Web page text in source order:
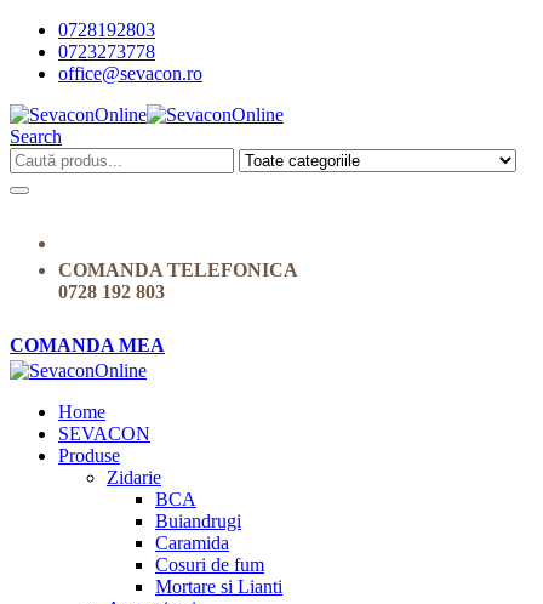
0728192803
0723273778
office@sevacon.ro
Search
COMANDA TELEFONICA
0728 192 803
COMANDA MEA
Home
SEVACON
Produse
Zidarie
BCA
Buiandrugi
Caramida
Cosuri de fum
Mortare si Lianti